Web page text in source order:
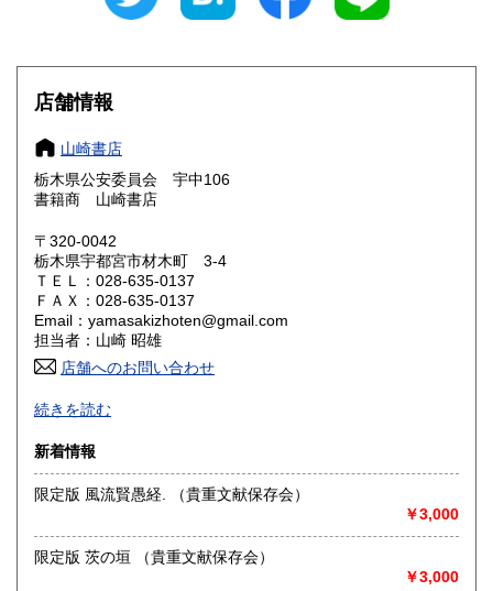
大阪府
奈良県
鳥取県 600円
岡山県
山口県 600円
香川県 600円 愛媛県
高知県 600円
佐賀県
熊本県 600円 大分県 600円
600円
沖縄県 600円
店舗情報
山崎書店
栃木県公安委員会 宇中106
書籍商 山崎書店
〒320-0042
栃木県宇都宮市材木町 3-4
ＴＥＬ：028-635-0137
ＦＡＸ：028-635-0137
Email：yamasakizhoten@gmail.com
担当者：山崎 昭雄
店舗へのお問い合わせ
栃木関係郷土史 書き込み等点検して入力していますので表
示無き時はございませんがミスで点検漏れがあるかもしれま
せん発送時に再点検しておりますのでそのときにはお知らせ
いたしております 水曜日定休日
沿線名：JR宇都宮線 東武宇都宮線
営業時間：午前10時 ー午後5時
定休日：水曜日
続きを読む
新着情報
限定版 風流賢愚経. （貴重文献保存会）
￥3,000
限定版 茨の垣 （貴重文献保存会）
￥3,000